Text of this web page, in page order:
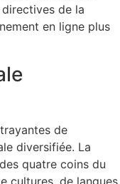
de la
en ligne plus
de
diversifiée. La
quatre coins du
cultures, de langues